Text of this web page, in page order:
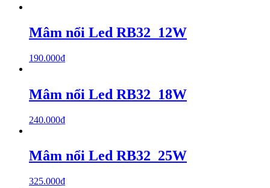
Mâm nổi Led RB32_12W
190.000₫
Mâm nổi Led RB32_18W
240.000₫
Mâm nổi Led RB32_25W
325.000₫